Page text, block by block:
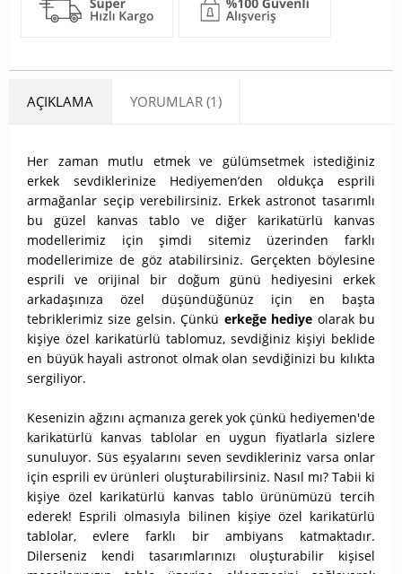
AÇIKLAMA YORUMLAR (1)
Her zaman mutlu etmek ve gülümsetmek istediğiniz
erkek sevdiklerinize Hediyemen’den oldukça esprili
armağanlar seçip verebilirsiniz. Erkek astronot tasarımlı
bu güzel kanvas tablo ve diğer karikatürlü kanvas
modellerimiz için şimdi sitemiz üzerinden farklı
modellerimize de göz atabilirsiniz. Gerçekten böylesine
esprili ve orijinal bir doğum günü hediyesini erkek
arkadaşınıza özel düşündüğünüz için en başta
tebriklerimiz size gelsin. Çünkü erkeğe hediye olarak bu
kişiye özel karikatürlü tablomuz, sevdiğiniz kişiyi beklide
en büyük hayali astronot olmak olan sevdiğinizi bu kılıkta
sergiliyor.
Kesenizin ağzını açmanıza gerek yok çünkü hediyemen'de
karikatürlü kanvas tablolar en uygun fiyatlarla sizlere
sunuluyor. Süs eşyalarını seven sevdikleriniz varsa onlar
için esprili ev ürünleri oluşturabilirsiniz. Nasıl mı? Tabii ki
kişiye özel karikatürlü kanvas tablo ürünümüzü tercih
ederek! Esprili olmasıyla bilinen kişiye özel karikatürlü
tablolar, evlere farklı bir ambiyans katmaktadır.
Dilerseniz kendi tasarımlarınızı oluşturabilir kişisel